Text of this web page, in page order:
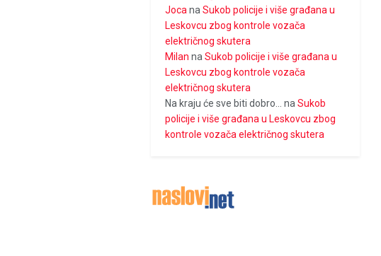
Joca naSukob policije i više građana u
Leskovcu zbog kontrole vozača
električnog skutera
Milan naSukob policije i više građana u
Leskovcu zbog kontrole vozača
električnog skutera
Na kraju će sve biti dobro...
naSukob
policije i više građana u Leskovcu zbog
kontrole vozača električnog skutera